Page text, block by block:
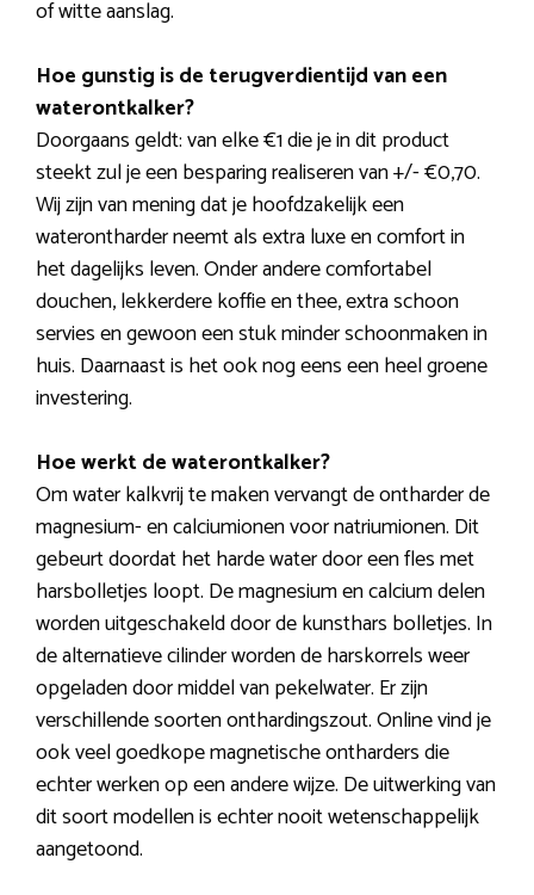
of witte aanslag.
Hoe gunstig is de terugverdientijd van een
waterontkalker?
Doorgaans geldt: van elke €1 die je in dit product
steekt zul je een besparing realiseren van +/- €0,70.
Wij zijn van mening dat je hoofdzakelijk een
waterontharder neemt als extra luxe en comfort in
het dagelijks leven. Onder andere comfortabel
douchen, lekkerdere koffie en thee, extra schoon
servies en gewoon een stuk minder schoonmaken in
huis. Daarnaast is het ook nog eens een heel groene
investering.
Hoe werkt de waterontkalker?
Om water kalkvrij te maken vervangt de ontharder de
magnesium- en calciumionen voor natriumionen. Dit
gebeurt doordat het harde water door een fles met
harsbolletjes loopt. De magnesium en calcium delen
worden uitgeschakeld door de kunsthars bolletjes. In
de alternatieve cilinder worden de harskorrels weer
opgeladen door middel van pekelwater. Er zijn
verschillende soorten onthardingszout. Online vind je
ook veel goedkope magnetische ontharders die
echter werken op een andere wijze. De uitwerking van
dit soort modellen is echter nooit wetenschappelijk
aangetoond.